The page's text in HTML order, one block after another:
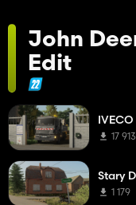
John
Edit
17 913
Stary
1 179